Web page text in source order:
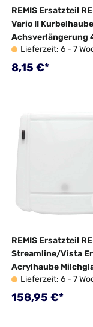
REMIS Ersatzteil
Vario II Kurbelhaube
Achsverlängerung
mm - 10027089
Lieferzeit: 6 - 7
Regulärer Preis:
8,15 €*
REMIS Ersatzteil
Streamline/Vista
Acrylhaube
10062775
Lieferzeit: 6 - 7
Regulärer Preis:
158,95 €*